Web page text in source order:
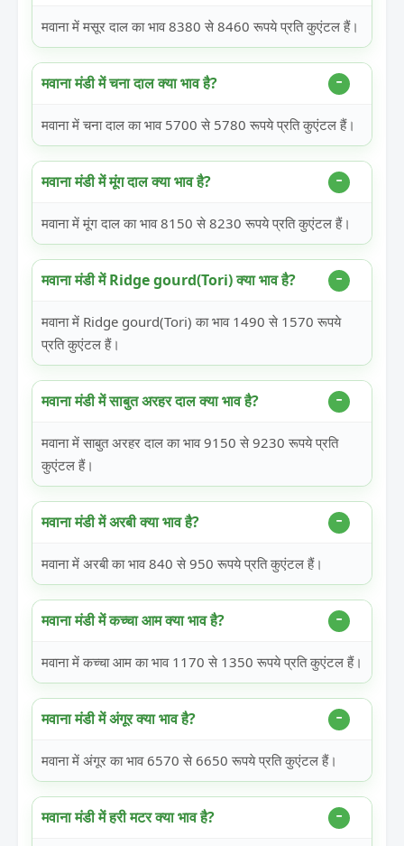
मवाना में मसूर दाल का भाव 8380 से 8460 रूपये प्रति कुएंटल हैं।
मवाना मंडी में चना दाल क्या भाव है?
मवाना में चना दाल का भाव 5700 से 5780 रूपये प्रति कुएंटल हैं।
मवाना मंडी में मूंग दाल क्या भाव है?
मवाना में मूंग दाल का भाव 8150 से 8230 रूपये प्रति कुएंटल हैं।
मवाना मंडी में Ridge gourd(Tori) क्या भाव है?
मवाना में Ridge gourd(Tori) का भाव 1490 से 1570 रूपये
प्रति कुएंटल हैं।
मवाना मंडी में साबुत अरहर दाल क्या भाव है?
मवाना में साबुत अरहर दाल का भाव 9150 से 9230 रूपये प्रति
कुएंटल हैं।
मवाना मंडी में अरबी क्या भाव है?
मवाना में अरबी का भाव 840 से 950 रूपये प्रति कुएंटल हैं।
मवाना मंडी में कच्चा आम क्या भाव है?
मवाना में कच्चा आम का भाव 1170 से 1350 रूपये प्रति कुएंटल हैं।
मवाना मंडी में अंगूर क्या भाव है?
मवाना में अंगूर का भाव 6570 से 6650 रूपये प्रति कुएंटल हैं।
मवाना मंडी में हरी मटर क्या भाव है?